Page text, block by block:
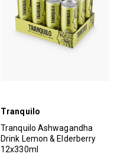
Tranquilo
Tranquilo Ashwagandha
Drink Lemon & Elderberry
12x330ml